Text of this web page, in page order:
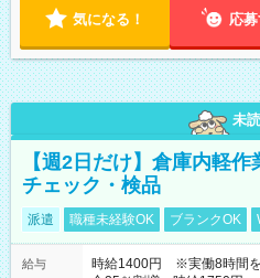
気になる！ 応
未読
【週2日だけ】倉庫内軽
チェック・検品
派遣 職種未経験OK ブランクOK
給与
時給1400円 ※実働8時間を